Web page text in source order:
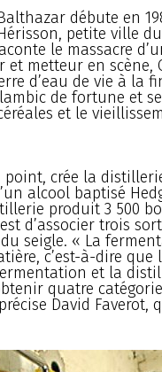
débute en
petite ville
le massacre
et metteur en scène,
d’eau de vie à la
de fortune et
et le
crée la
alcool baptisé
produit 3 500
d’associer trois
seigle. « La
c’est-à-dire que
et la
quatre
David Faverot,